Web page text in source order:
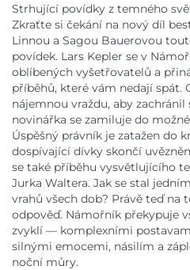
Strhující povídky z temného
Zkraťte si čekání na nový díl
Linnou a Sagou Bauerovou
povídek. Lars Kepler se v
oblíbených vyšetřovatelů a
příběhů, které vám nedají spát.
nájemnou vraždu, aby zachránil
novinářka se zamiluje do
Úspěšný právník je zatažen do
dospívající dívky skončí
se také příběhu vysvětlujícího
Jurka Waltera. Jak se stal
vrahů všech dob? Právě teď na
odpověď. Námořník překypuje
zvyklí — komplexními
silnými emocemi, násilím a
noční můry.